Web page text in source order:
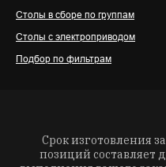
Столы в сборе по группам
Столы с электроприводом
Подбор по фильтрам
Срок изготовления
позиций составляет